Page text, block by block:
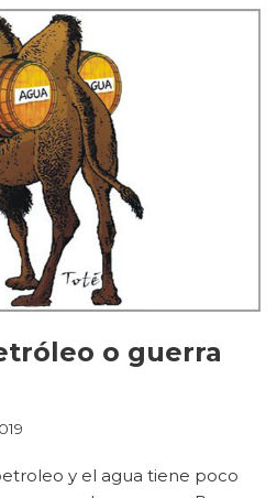
o guerra
y el agua tiene poco